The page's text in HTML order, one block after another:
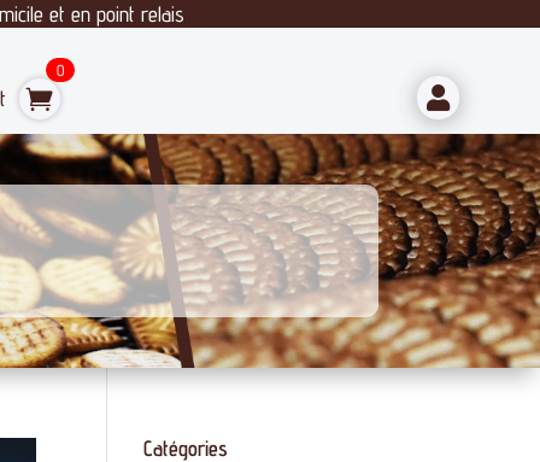
et en point relais
0

Catégories